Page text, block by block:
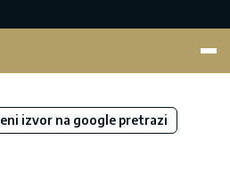
izvor na google pretrazi